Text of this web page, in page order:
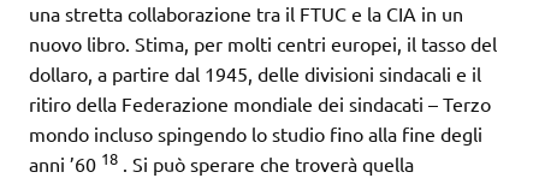
una stretta collaborazione tra il FTUC e la CIA in un
nuovo libro. Stima, per molti centri europei, il tasso del
dollaro, a partire dal 1945, delle divisioni sindacali e il
ritiro della Federazione mondiale dei sindacati – Terzo
mondo incluso spingendo lo studio fino alla fine degli
anni ’60 18 . Si può sperare che troverà quella